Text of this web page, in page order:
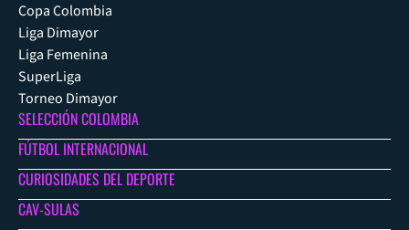
Copa Colombia
Liga Dimayor
Liga Femenina
SuperLiga
Torneo Dimayor
SELECCIÓN COLOMBIA
FÚTBOL INTERNACIONAL
CURIOSIDADES DEL DEPORTE
CAV-SULAS